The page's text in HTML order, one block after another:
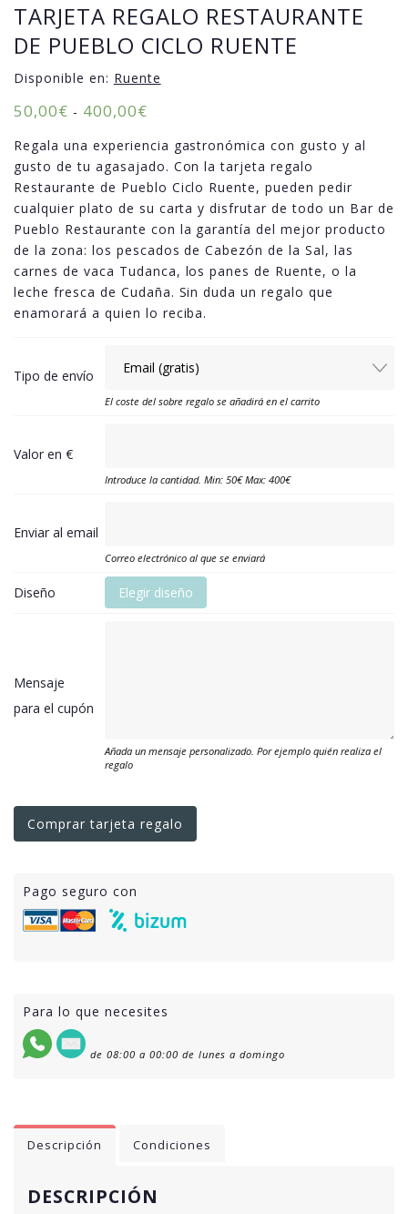
TARJETA REGALO RESTAURANTE
DE PUEBLO CICLO RUENTE
Disponible en: Ruente
50,00€ - 400,00€
Regala una experiencia gastronómica con gusto y al
gusto de tu agasajado. Con la tarjeta regalo
Restaurante de Pueblo Ciclo Ruente, pueden pedir
cualquier plato de su carta y disfrutar de todo un Bar de
Pueblo Restaurante con la garantía del mejor producto
de la zona: los pescados de Cabezón de la Sal, las
carnes de vaca Tudanca, los panes de Ruente, o la
leche fresca de Cudaña. Sin duda un regalo que
enamorará a quien lo reciba.
Tipo de envío
El coste del sobre regalo se añadirá en el carrito
Valor en €
Introduce la cantidad. Min: 50€ Max: 400€
Enviar al email
Correo electrónico al que se enviará
Diseño Elegir diseño
Mensaje
para el cupón
Añada un mensaje personalizado. Por ejemplo quién realiza el
regalo
Comprar tarjeta regalo
Pago seguro con
Para lo que necesites
de 08:00 a 00:00 de lunes a domingo
Descripción Condiciones
DESCRIPCIÓN